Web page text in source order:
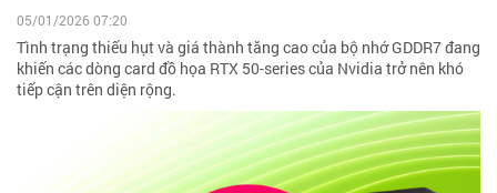
05/01/2026 07:20
Tình trạng thiếu hụt và giá thành tăng cao của bộ nhớ GDDR7 đang
khiến các dòng card đồ họa RTX 50-series của Nvidia trở nên khó
tiếp cận trên diện rộng.